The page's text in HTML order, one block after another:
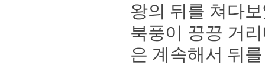
왕의 뒤를 쳐다
북풍이 끙끙 거
은 계속해서 뒤